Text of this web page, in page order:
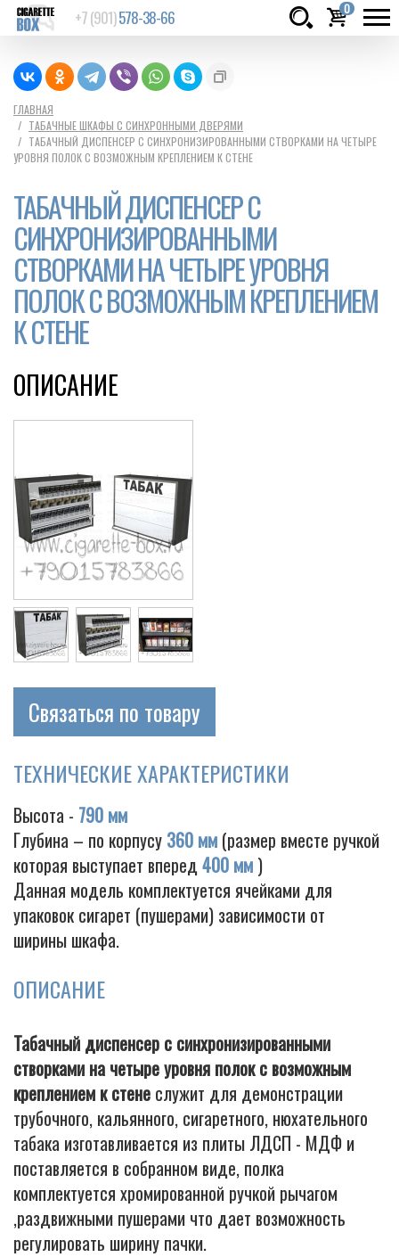
Cigarette
+7 (901)578-38-66 0
ГЛАВНАЯ
ТАБАЧНЫЕ ШКАФЫ С СИНХРОННЫМИ ДВЕРЯМИ
ТАБАЧНЫЙ ДИСПЕНСЕР С СИНХРОНИЗИРОВАННЫМИ СТВОРКАМИ НА ЧЕТЫРЕ
УРОВНЯ ПОЛОК С ВОЗМОЖНЫМ КРЕПЛЕНИЕМ К СТЕНЕ
ТАБАЧНЫЙ ДИСПЕНСЕР С
СИНХРОНИЗИРОВАННЫМИ
СТВОРКАМИ НА ЧЕТЫРЕ УРОВНЯ
ПОЛОК С ВОЗМОЖНЫМ КРЕПЛЕНИЕМ
К СТЕНЕ
ОПИСАНИЕ
Связаться по товару
ТЕХНИЧЕСКИЕ ХАРАКТЕРИСТИКИ
Высота - 790 мм
Глубина – по корпусу 360 мм (размер вместе ручкой
которая выступает вперед400 мм )
Данная модель комплектуется ячейками для
упаковок сигарет (пушерами) зависимости от
ширины шкафа.
ОПИСАНИЕ
Табачный диспенсер с синхронизированными
створками на четыре уровня полок с возможным
креплением к стене служит для демонстрации
трубочного, кальянного, сигаретного, нюхательного
табака изготавливается из плиты ЛДСП - МДФ и
поставляется в собранном виде, полка
комплектуется хромированной ручкой рычагом
,раздвижными пушерами что дает возможность
регулировать ширину пачки.